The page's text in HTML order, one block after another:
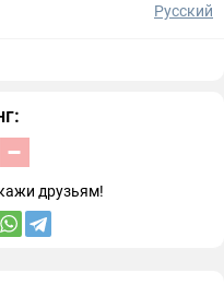
Русский
друзьям!